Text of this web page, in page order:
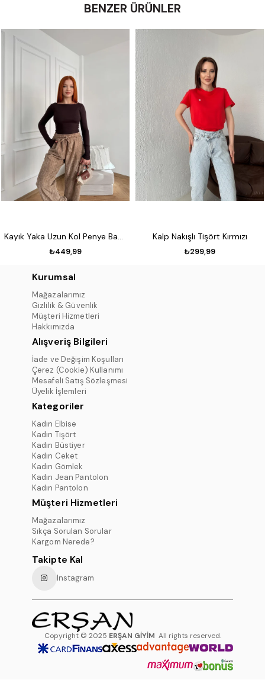
BENZER ÜRÜNLER
Kayık Yaka Uzun Kol Penye Badi Koyu kahve
₺449,99
Kalp Nakışlı Tişört Kırmızı
₺299,99
Kurumsal
Mağazalarımız
Gizlilik & Güvenlik
Müşteri Hizmetleri
Hakkımızda
Alışveriş Bilgileri
İade ve Değişim Koşulları
Çerez (Cookie) Kullanımı
Mesafeli Satış Sözleşmesi
Üyelik İşlemleri
Kategoriler
Kadın Elbise
Kadın Tişört
Kadın Büstiyer
Kadın Ceket
Kadın Gömlek
Kadın Jean Pantolon
Kadın Pantolon
Müşteri Hizmetleri
Mağazalarımız
Sıkça Sorulan Sorular
Kargom Nerede?
Takipte Kal
Instagram
Copyright © 2025 ERŞAN GİYİM All rights reserved.